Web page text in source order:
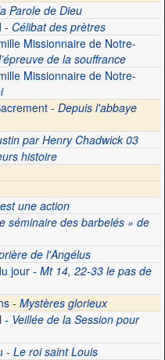
Parole de Dieu
- Célibat des prètres
Missionnaire de Notre-
de la souffrance
Missionnaire de Notre-
- Depuis l'abbaye
par Henry Chadwick 03
histoire
une action
séminaire des barbelés » de
de l'Angélus
jour- Mt 14, 22-33 le pas de
- Mystères glorieux
- Veillée de la Session pour
- Le roi saint Louis